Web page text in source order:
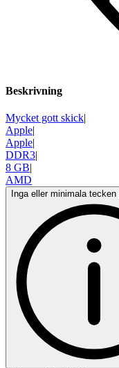
Beskrivning
Mycket gott skick|
Apple|
Apple|
DDR3|
8 GB|
AMD
Inga eller minimala